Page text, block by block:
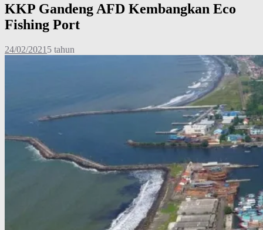
KKP Gandeng AFD Kembangkan Eco
Fishing Port
24/02/2021 5 tahun